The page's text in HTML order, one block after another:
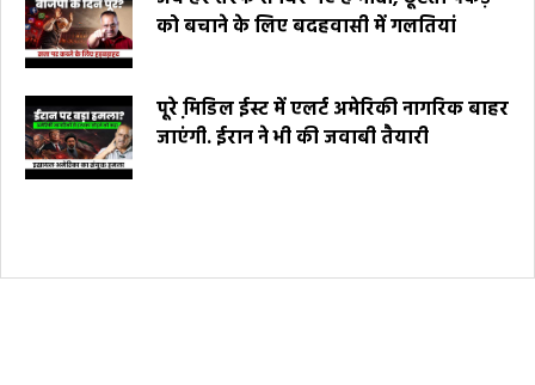
को बचाने के लिए बदहवासी में गलतियां
पूरे मि़डिल ईस्ट में एलर्ट अमेरिकी नागरिक बाहर
जाएंगी. ईरान ने भी की जवाबी तैयारी